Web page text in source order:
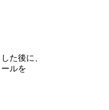
た後に、
ルを